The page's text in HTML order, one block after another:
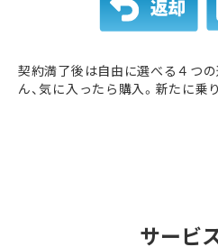
契約満了後は自由に選べる４つの
ん、気に入ったら購入。新たに乗
サービ